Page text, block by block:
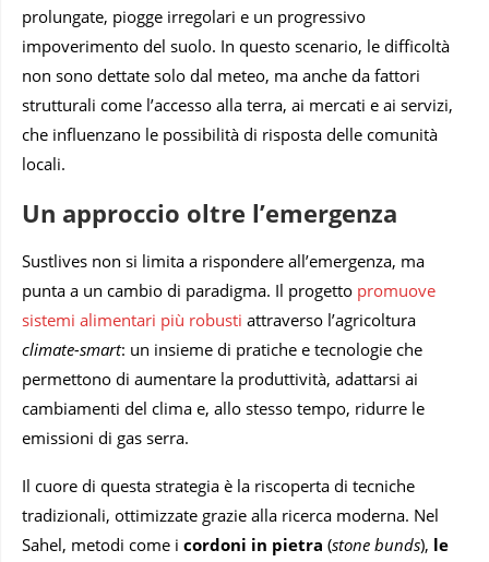
prolungate, piogge irregolari e un progressivo
impoverimento del suolo. In questo scenario, le difficoltà
non sono dettate solo dal meteo, ma anche da fattori
strutturali come l’accesso alla terra, ai mercati e ai servizi,
che influenzano le possibilità di risposta delle comunità
locali.
Un approccio oltre l’emergenza
Sustlives non si limita a rispondere all’emergenza, ma
punta a un cambio di paradigma. Il progetto promuove
sistemi alimentari più robusti attraverso l’agricoltura
climate-smart: un insieme di pratiche e tecnologie che
permettono di aumentare la produttività, adattarsi ai
cambiamenti del clima e, allo stesso tempo, ridurre le
emissioni di gas serra.
Il cuore di questa strategia è la riscoperta di tecniche
tradizionali, ottimizzate grazie alla ricerca moderna. Nel
Sahel, metodi come i cordoni in pietra (stone bunds), le